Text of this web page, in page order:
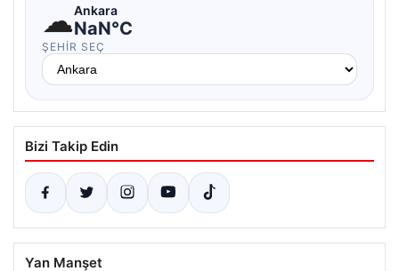
☁Ankara
NaN°C
ŞEHIR SEÇ
Bizi Takip Edin
Yan Manşet